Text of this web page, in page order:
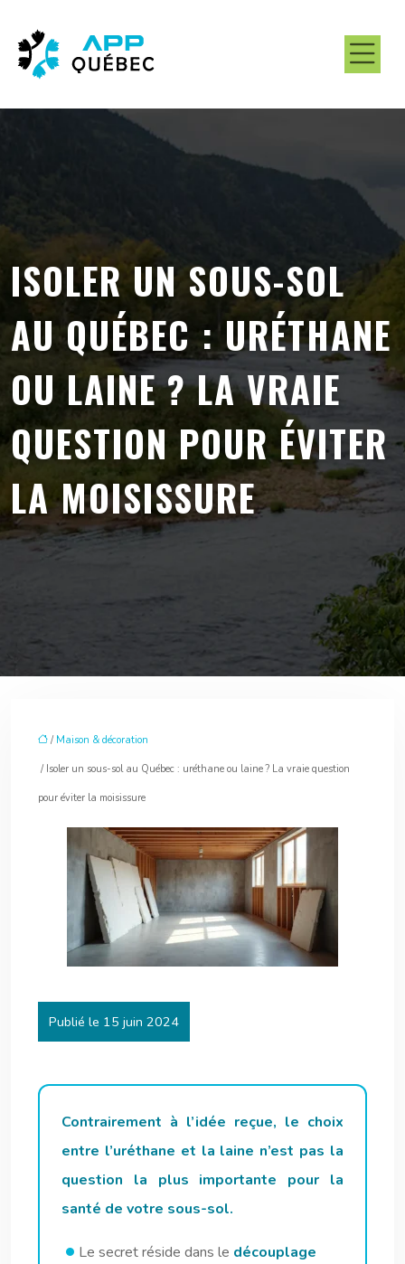
ISOLER UN SOUS-SOL
AU QUÉBEC : URÉTHANE
OU LAINE ? LA VRAIE
QUESTION POUR ÉVITER
LA MOISISSURE
/ Maison & décoration
/ Isoler un sous-sol au Québec : uréthane ou laine ? La vraie question
pour éviter la moisissure
Publié le 15 juin 2024
Contrairement à l’idée reçue, le choix
entre l’uréthane et la laine n’est pas la
question la plus importante pour la
santé de votre sous-sol.
Le secret réside dans le découplage